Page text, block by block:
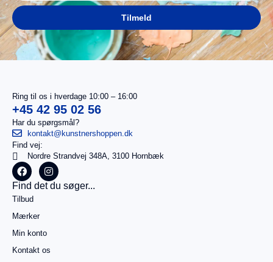
I
alt
0,00kr.
Køb for
499,00kr.
mere for
gratis
betaling
Tilmeld
Ring til os i hverdage 10:00 – 16:00
+45 42 95 02 56
Har du spørgsmål?
kontakt@kunstnershoppen.dk
Find vej:
Nordre Strandvej 348A, 3100 Hornbæk
Find det du søger...
Tilbud
Mærker
Min konto
Kontakt os